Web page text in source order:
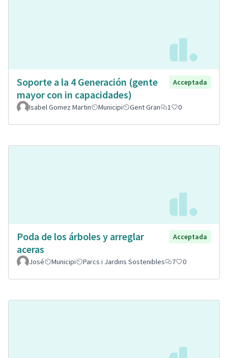
Soporte a la 4 Generación (gente
mayor con in capacidades)
Acceptada
Isabel Gomez Martin Municipi Gent Gran 1 0
Poda de los árboles y arreglar
aceras
Acceptada
José Municipi Parcs i Jardins Sostenibles 7 0